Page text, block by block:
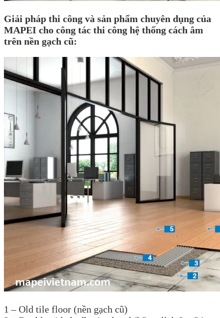
Giải pháp thi công và sản phẩm chuyên dụng của
MAPEI cho công tác thi công hệ thống cách âm
trên nền gạch cũ:
1 – Old tile floor (nền gạch cũ)